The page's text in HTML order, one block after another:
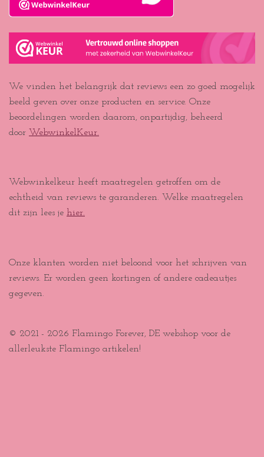
We vinden het belangrijk dat reviews een zo goed mogelijk
beeld geven over onze producten en service. Onze
beoordelingen worden daarom, onpartijdig, beheerd
door WebwinkelKeur.
Webwinkelkeur heeft maatregelen getroffen om de
echtheid van reviews te garanderen. Welke maatregelen
dit zijn lees je hier.
Onze klanten worden niet beloond voor het schrijven van
reviews. Er worden geen kortingen of andere cadeautjes
gegeven.
© 2021 - 2026 Flamingo Forever, DE webshop voor de
allerleukste Flamingo artikelen!